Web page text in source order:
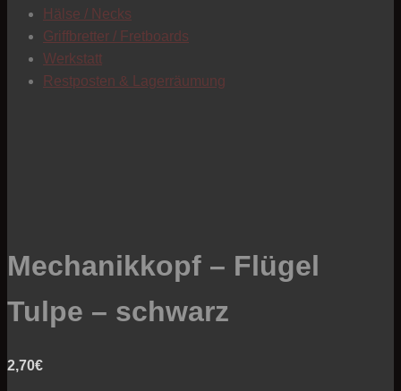
Hälse / Necks
Griffbretter / Fretboards
Werkstatt
Restposten & Lagerräumung
Mechanikkopf – Flügel
Tulpe – schwarz
2,70€